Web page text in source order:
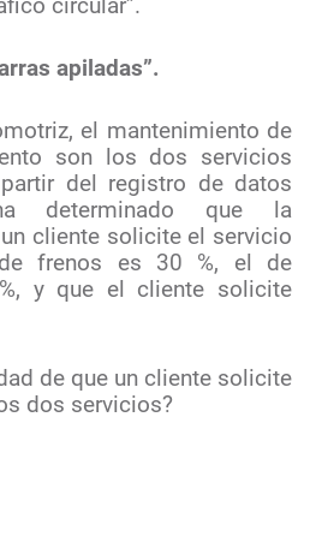
circular”.
apiladas”.
el mantenimiento de
son los dos servicios
del registro de datos
determinado que la
cliente solicite el servicio
frenos es 30 %, el de
y que el cliente solicite
de que un cliente solicite
dos servicios?